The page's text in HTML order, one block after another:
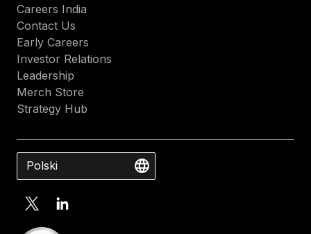
Careers India
Contact Us
Early Careers
Investor Relations
Leadership
Merch Store
Strategy Hub
Polski